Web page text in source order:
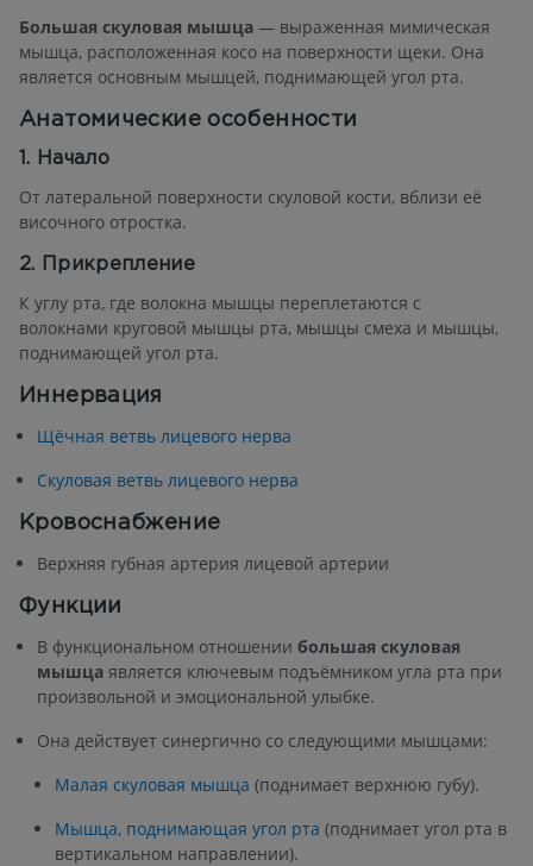
Большая скуловая мышца — выраженная мимическая
мышца, расположенная косо на поверхности щеки. Она
является основным мышцей, поднимающей угол рта.
Анатомические особенности
1. Начало
От латеральной поверхности скуловой кости, вблизи её
височного отростка.
2. Прикрепление
К углу рта, где волокна мышцы переплетаются с
волокнами круговой мышцы рта, мышцы смеха и мышцы,
поднимающей угол рта.
Иннервация
Щёчная ветвь лицевого нерва
Скуловая ветвь лицевого нерва
Кровоснабжение
Верхняя губная артерия лицевой артерии
Функции
В функциональном отношении большая скуловая
мышца является ключевым подъёмником угла рта при
произвольной и эмоциональной улыбке.
Она действует синергично со следующими мышцами:
Малая скуловая мышца (поднимает верхнюю губу).
Мышца, поднимающая угол рта (поднимает угол рта в
вертикальном направлении).